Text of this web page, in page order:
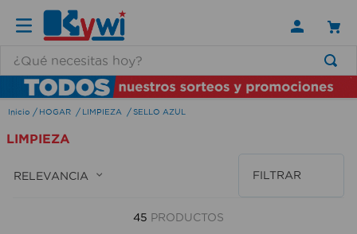
HOGAR LIMPIEZA SELLO AZUL
LIMPIEZA
RELEVANCIA FILTRAR
45 PRODUCTOS
TÉRMINOS MÁS BUSCADOS
1.
lamparas
2.
ducha
3.
silla